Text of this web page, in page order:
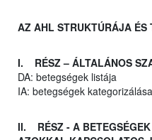
AZ AHL STRUKTÚRÁJA ÉS
I. RÉSZ – ÁLTALÁNOS
DA: betegségek listája
IA: betegségek kategorizálása
II. RÉSZ - A BETEGSÉGEK